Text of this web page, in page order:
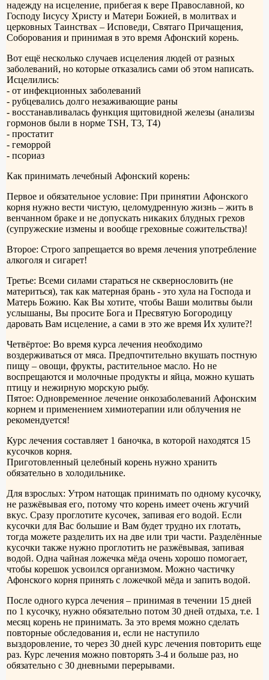
надежду на исцеление, прибегая к вере Православной, ко
Господу Iисусу Христу и Матери Божией, в молитвах и
церковных Таинствах – Исповеди, Святаго Причащения,
Соборования и принимая в это время Афонский корень.
Вот ещё несколько случаев исцеления людей от разных
заболеваний, но которые отказались сами об этом написать.
Исцелились:
- от инфекционных заболеваний
- рубцевались долго незаживающие раны
- восстанавливалась функция щитовидной железы (анализы
гормонов были в норме TSH, T3, T4)
- простатит
- геморрой
- псориаз
Как принимать лечебный Афонский корень:
Первое и обязательное условие: При принятии Афонского
корня нужно вести чистую, целомудренную жизнь – жить в
венчанном браке и не допускать никаких блудных грехов
(супружеские измены и вообще греховные сожительства)!
Второе: Строго запрещается во время лечения употребление
алкоголя и сигарет!
Третье: Всеми силами стараться не сквернословить (не
материться), так как матерная брань - это хула на Господа и
Матерь Божию. Как Вы хотите, чтобы Ваши молитвы были
услышаны, Вы просите Бога и Пресвятую Богородицу
даровать Вам исцеление, а сами в это же время Их хулите?!
Четвёртое: Во время курса лечения необходимо
воздерживаться от мяса. Предпочтительно вкушать постную
пищу – овощи, фрукты, растительное масло. Но не
воспрещаются и молочные продукты и яйца, можно кушать
птицу и нежирную морскую рыбу.
Пятое: Одновременное лечение онкозаболеваний Афонским
корнем и применением химиотерапии или облучения не
рекомендуется!
Курс лечения составляет 1 баночка, в которой находятся 15
кусочков корня.
Приготовленный целебный корень нужно хранить
обязательно в холодильнике.
Для взрослых: Утром натощак принимать по одному кусочку,
не разжёвывая его, потому что корень имеет очень жгучий
вкус. Сразу проглотите кусочек, запивая его водой. Если
кусочки для Вас большие и Вам будет трудно их глотать,
тогда можете разделить их на две или три части. Разделённые
кусочки также нужно проглотить не разжёвывая, запивая
водой. Одна чайная ложечка мёда очень хорошо помогает,
чтобы корешок усвоился организмом. Можно частичку
Афонского корня принять с ложечкой мёда и запить водой.
После одного курса лечения – принимая в течении 15 дней
по 1 кусочку, нужно обязательно потом 30 дней отдыха, т.е. 1
месяц корень не принимать. За это время можно сделать
повторные обследования и, если не наступило
выздоровление, то через 30 дней курс лечения повторить еще
раз. Курс лечения можно повторять 3-4 и больше раз, но
обязательно с 30 дневными перерывами.